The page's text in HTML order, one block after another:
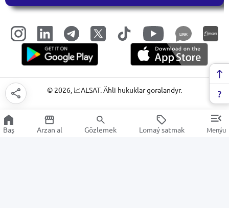
LINK
© 2026, 📈ALSAT. Ähli hukuklar goralandyr.
Baş Arzan al Gözlemek Lomaý satmak Menýu